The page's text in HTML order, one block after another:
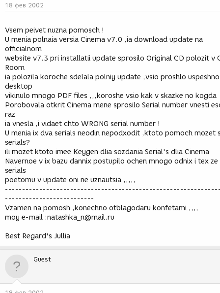
ы
я
18 фев 2002
Vsem peivet nuzna pomosch !
U menia polnaia versia Cinema v7.0 ,ia download update na
officialnom
website v7.3 pri installatii update sprosilo Original CD polozit v
Room
ia polozila koroche sdelala polniy update ,vsio proshlo
desktop
vikinulo mnogo PDF files ,,,koroshe vsio kak v skazke no kogda
Porobovala otkrit Cinema mene sprosilo Serial number vnesti
raz
ia vnesla ,i vidaet chto WRONG serial number !
U menia ix dva serials neodin nepodxodit ,ktoto pomoch mozet
serials?
ili mozet ktoto imee Keygen dlia sozdania Serial's dlia Cinema
Navernoe v ix bazu dannix postupilo ochen mnogo odnix i tex ze
serials
poetomu v update oni ne uznautsia ,,,,,
--------------------------
Vzamen na pomosh ,konechno otblagodaru konfetami ,,,,
moy e-mail :natashka_n@mail.ru
Best Regard's Jullia
Guest